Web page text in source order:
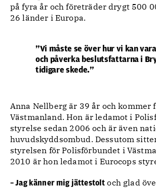
på fyra år och företräder drygt 500
26 länder i Europa.
”Vi måste se över hur vi kan
och påverka beslutsfattarna i
tidigare skede.”
Anna Nellberg är 39 år och kommer
Västmanland. Hon är ledamot i
styrelse sedan 2006 och är även
huvudskyddsombud. Dessutom
styrelsen för Polisförbundet i
2010 är hon ledamot i Eurocops
– Jag känner mig jättestolt och glad